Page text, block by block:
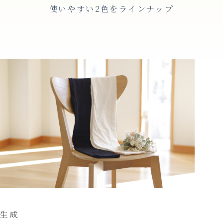
使いやすい2色をラインナップ
生成